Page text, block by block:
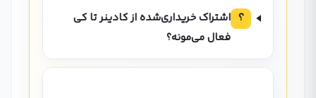
؟ اشتراک خریداری‌شده از کادینر تا کی
فعال می‌مونه؟